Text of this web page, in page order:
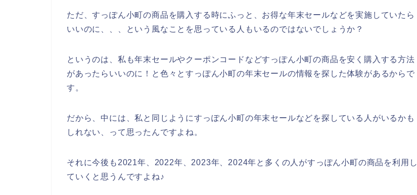
ただ、すっぽん小町の商品を購入する時にふっと、お得な年末セールなどを実施していたら
いいのに、、、という風なことを思っている人もいるのではないでしょうか？
というのは、私も年末セールやクーポンコードなどすっぽん小町の商品を安く購入する方法
があったらいいのに！と色々とすっぽん小町の年末セールの情報を探した体験があるからで
す。
だから、中には、私と同じようにすっぽん小町の年末セールなどを探している人がいるかも
しれない、って思ったんですよね。
それに今後も2021年、2022年、2023年、2024年と多くの人がすっぽん小町の商品を利用し
ていくと思うんですよね♪